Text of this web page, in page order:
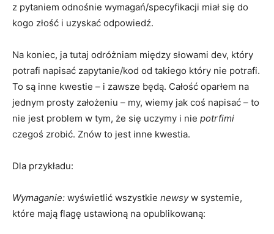
z pytaniem odnośnie wymagań/specyfikacji miał się do
kogo złość i uzyskać odpowiedź.
Na koniec, ja tutaj odróżniam między słowami dev, który
potrafi napisać zapytanie/kod od takiego który nie potrafi.
To są inne kwestie – i zawsze będą. Całość oparłem na
jednym prosty założeniu – my, wiemy jak coś napisać – to
nie jest problem w tym, że się uczymy i nie potrfimi
czegoś zrobić. Znów to jest inne kwestia.
Dla przykładu:
Wymaganie: wyświetlić wszystkie newsyw systemie,
które mają flagę ustawioną na opublikowaną: